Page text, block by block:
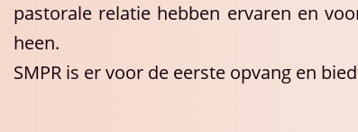
pastorale relatie hebben ervaren en
heen.
SMPR is er voor de eerste opvang en